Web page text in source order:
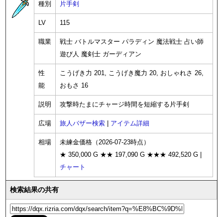
種別 片手剣
LV 115
職業
戦士 バトルマスター パラディン 魔法戦士 占い師
遊び人 魔剣士 ガーディアン
性
能
こうげき力 201, こうげき魔力 20, おしゃれさ 26,
おもさ 16
説明 攻撃時たまにチャージ時間を短縮する片手剣
広場 旅人バザー検索 アイテム詳細
相場
未練金価格（2026-07-23時点）
★ 350,000 G ★★ 197,090 G ★★★ 492,520 G |
チャート
検索結果の共有